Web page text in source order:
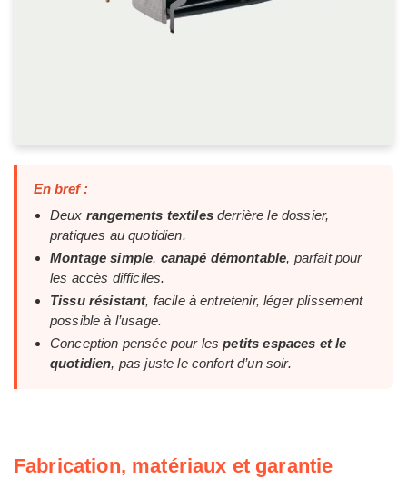
En bref :
Deux rangements textilesderrière le dossier,
pratiques au quotidien.
Montage simple, canapé démontable, parfait pour
les accès difficiles.
Tissu résistant, facile à entretenir, léger plissement
possible à l’usage.
Conception pensée pour lespetits espaces et le
quotidien, pas juste le confort d’un soir.
Fabrication, matériaux et garantie